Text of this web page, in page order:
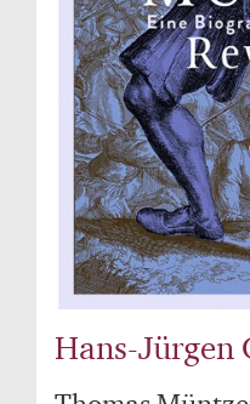
Hans-Jürgen